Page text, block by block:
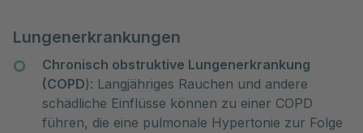
Lungenerkrankungen
Chronisch obstruktive Lungenerkrankung
(COPD): Langjähriges Rauchen und andere
schädliche Einflüsse können zu einer COPD
führen, die eine pulmonale Hypertonie zur Folge